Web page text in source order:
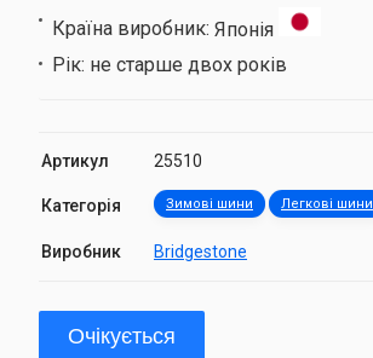
Країна виробник: Японія
Рік: не старше двох років
Артикул 25510
Категорія Зимові шини Легкові шини
Виробник Bridgestone
Очікується